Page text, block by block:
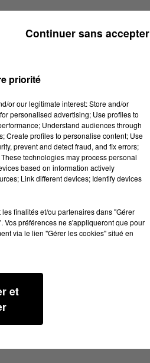
priorité
or our legitimate interest: Store and/or
personalised advertising; Use profiles to
Understand audiences through
Create profiles to personalise content; Use
prevent and detect fraud, and fix errors;
technologies may process personal
based on information actively
Link different devices; Identify devices
finalités et/ou partenaires dans "Gérer
Vos préférences ne s'appliqueront que pour
via le lien "Gérer les cookies" situé en
et
Continuer sans accepter